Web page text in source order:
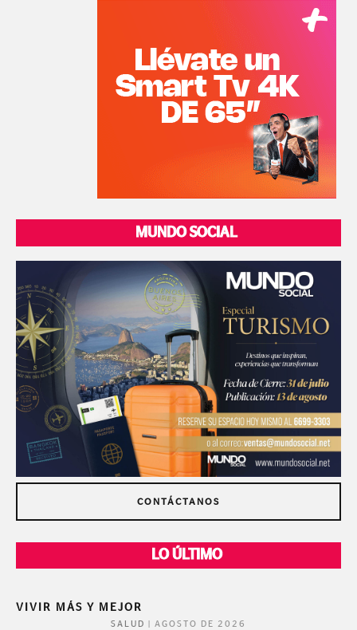
MUNDO SOCIAL
CONTÁCTANOS
LO ÚLTIMO
VIVIR MÁS Y MEJOR
SALUD AGOSTO DE 2026